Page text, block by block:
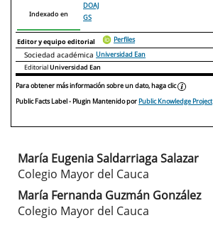
Indexado en
DOAJ
GS
Editor y equipo editorial Perfiles
Sociedad académica Universidad Ean
EditorialUniversidad Ean
Para obtener más información sobre un dato, haga clic
Public Facts Label- Plugin Mantenido porPublic Knowledge Project
Contenido
principal
del
María Eugenia Saldarriaga Salazar
Colegio Mayor del Cauca
María Fernanda Guzmán González
Colegio Mayor del Cauca